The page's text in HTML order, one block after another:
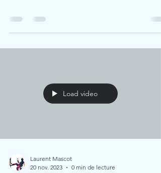
Load video
Laurent Mascot
20 nov. 2023
0 min de lecture